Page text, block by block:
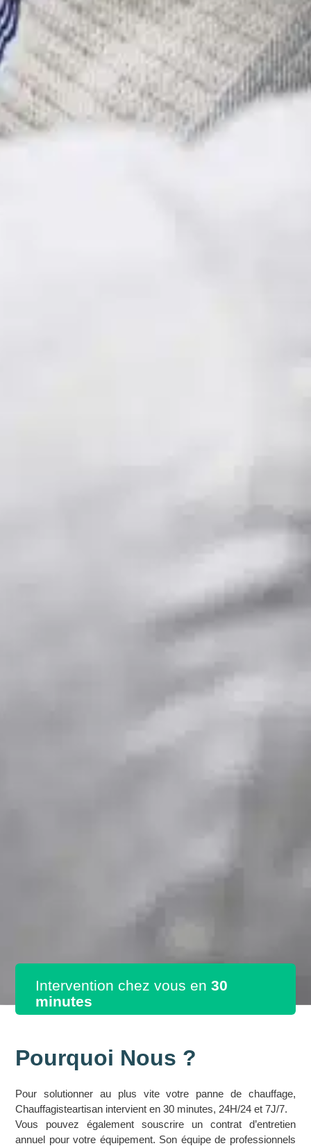
Intervention chez vous en 30
minutes
Pourquoi Nous ?
Pour solutionner au plus vite votre panne de chauffage,
Chauffagisteartisan intervient en 30 minutes, 24H/24 et 7J/7.
Vous pouvez également souscrire un contrat d’entretien
annuel pour votre équipement. Son équipe de professionnels